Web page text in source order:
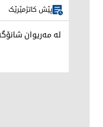
پێش کاتژمێرێک
لە مەریوان